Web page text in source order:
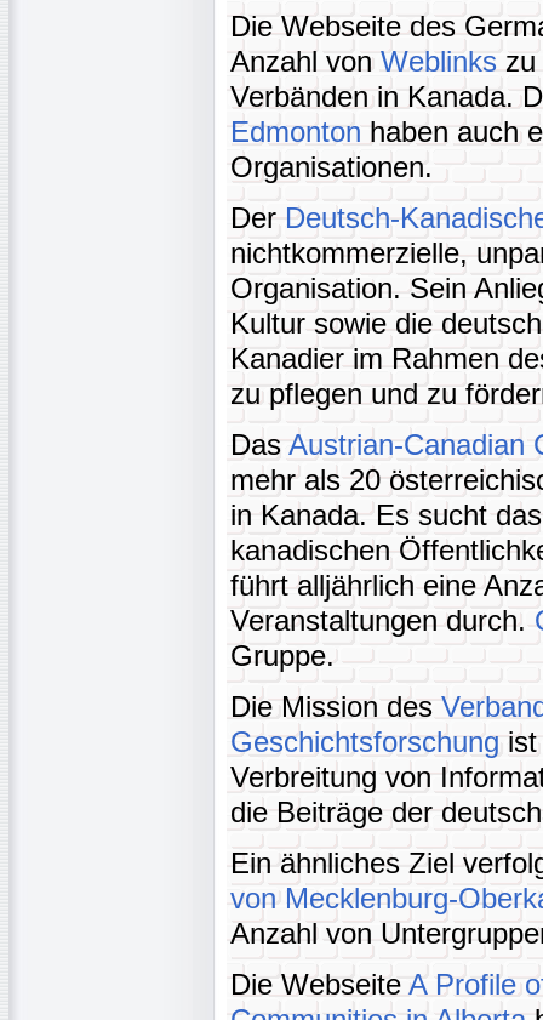
Die Webseite des
Anzahl von Weblinks zu
Verbänden in Kanada.
Edmonton haben auch
Organisationen.
Der Deutsch-
nichtkommerzielle,
Organisation. Sein
Kultur sowie die
Kanadier im Rahmen
zu pflegen und zu
Das Austrian-Canadian
mehr als 20
in Kanada. Es sucht
kanadischen
führt alljährlich eine
Veranstaltungen durch.
Gruppe.
Die Mission des
Geschichtsforschung
Verbreitung von
die Beiträge der
Ein ähnliches Ziel
von Mecklenburg-
Anzahl von
Die Webseite A Profile